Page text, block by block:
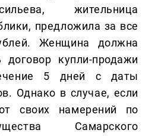
жительница
предложила за все
Женщина должна
договор купли-продажи
5 дней с даты
Однако в случае, если
своих намерений по
Самарского